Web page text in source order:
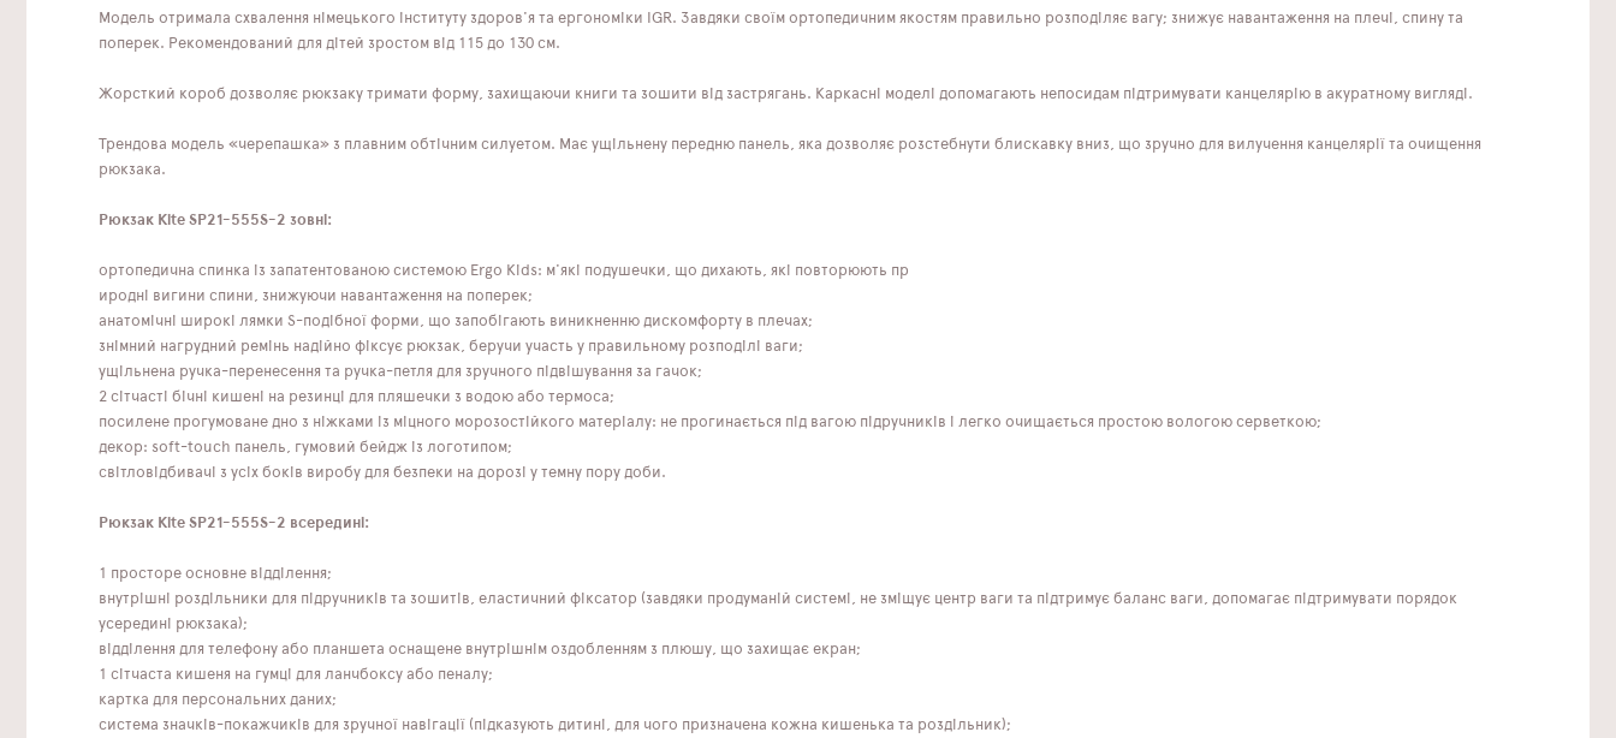
Модель отримала схвалення німецького інституту здоров'я та ергономіки IGR. Завдяки своїм ортопедичним якостям правильно розподіляє вагу; знижує навантаження на плечі, спину та
поперек. Рекомендований для дітей зростом від 115 до 130 см.
Жорсткий короб дозволяє рюкзаку тримати форму, захищаючи книги та зошити від застрягань. Каркасні моделі допомагають непосидам підтримувати канцелярію в акуратному вигляді.
Трендова модель «черепашка» з плавним обтічним силуетом. Має ущільнену передню панель, яка дозволяє розстебнути блискавку вниз, що зручно для вилучення канцелярії та очищення
рюкзака.
Рюкзак Kite SP21-555S-2 зовні:
ортопедична спинка із запатентованою системою Ergo Kids: м'які подушечки, що дихають, які повторюють пр
иродні вигини спини, знижуючи навантаження на поперек;
анатомічні широкі лямки S-подібної форми, що запобігають виникненню дискомфорту в плечах;
знімний нагрудний ремінь надійно фіксує рюкзак, беручи участь у правильному розподілі ваги;
ущільнена ручка-перенесення та ручка-петля для зручного підвішування за гачок;
2 сітчасті бічні кишені на резинці для пляшечки з водою або термоса;
посилене прогумоване дно з ніжками із міцного морозостійкого матеріалу: не прогинається під вагою підручників і легко очищається простою вологою серветкою;
декор: soft-touch панель, гумовий бейдж із логотипом;
світловідбивачі з усіх боків виробу для безпеки на дорозі у темну пору доби.
Рюкзак Kite SP21-555S-2 всередині:
1 просторе основне відділення;
внутрішні роздільники для підручників та зошитів, еластичний фіксатор (завдяки продуманій системі, не зміщує центр ваги та підтримує баланс ваги, допомагає підтримувати порядок
усередині рюкзака);
відділення для телефону або планшета оснащене внутрішнім оздобленням з плюшу, що захищає екран;
1 сітчаста кишеня на гумці для ланчбоксу або пеналу;
картка для персональних даних;
система значків-покажчиків для зручної навігації (підказують дитині, для чого призначена кожна кишенька та роздільник);